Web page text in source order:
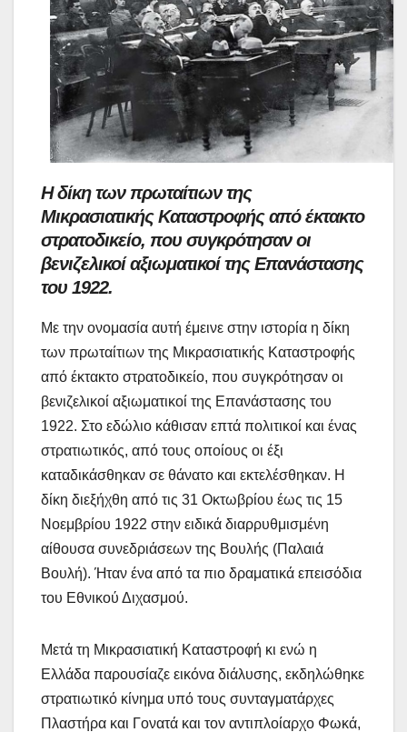
Η δίκη των πρωταίτιων της
Μικρασιατικής Καταστροφής από έκτακτο
στρατοδικείο, που συγκρότησαν οι
βενιζελικοί αξιωματικοί της Επανάστασης
του 1922.
Με την ονομασία αυτή έμεινε στην ιστορία η δίκη
των πρωταίτιων της Μικρασιατικής Καταστροφής
από έκτακτο στρατοδικείο, που συγκρότησαν οι
βενιζελικοί αξιωματικοί της Επανάστασης του
1922. Στο εδώλιο κάθισαν επτά πολιτικοί και ένας
στρατιωτικός, από τους οποίους οι έξι
καταδικάσθηκαν σε θάνατο και εκτελέσθηκαν. Η
δίκη διεξήχθη από τις 31 Οκτωβρίου έως τις 15
Νοεμβρίου 1922 στην ειδικά διαρρυθμισμένη
αίθουσα συνεδριάσεων της Βουλής (Παλαιά
Βουλή). Ήταν ένα από τα πιο δραματικά επεισόδια
του Εθνικού Διχασμού.
Μετά τη Μικρασιατική Καταστροφή κι ενώ η
Ελλάδα παρουσίαζε εικόνα διάλυσης, εκδηλώθηκε
στρατιωτικό κίνημα υπό τους συνταγματάρχες
Πλαστήρα και Γονατά και τον αντιπλοίαρχο Φωκά,